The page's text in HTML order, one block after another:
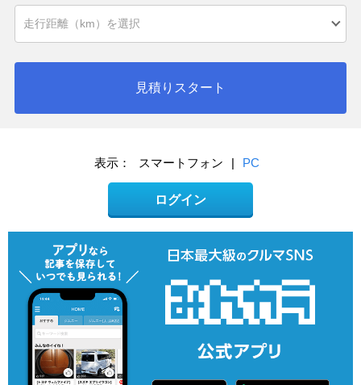
見積りスタート
表示： スマートフォン | PC
ログイン